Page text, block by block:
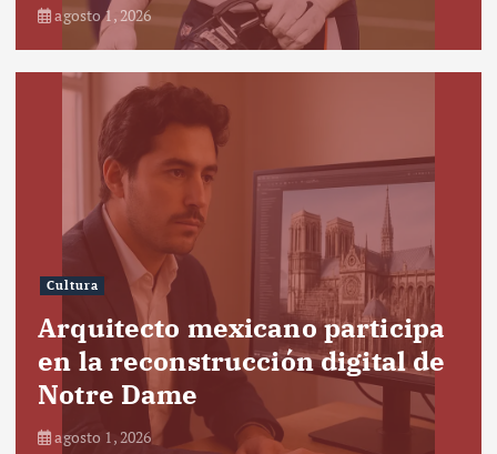
agosto 1, 2026
Cultura
Arquitecto mexicano participa
en la reconstrucción digital de
Notre Dame
agosto 1, 2026